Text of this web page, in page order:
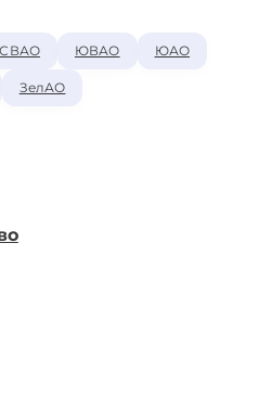
СВАО ЮВАО ЮАО
ЗелАО